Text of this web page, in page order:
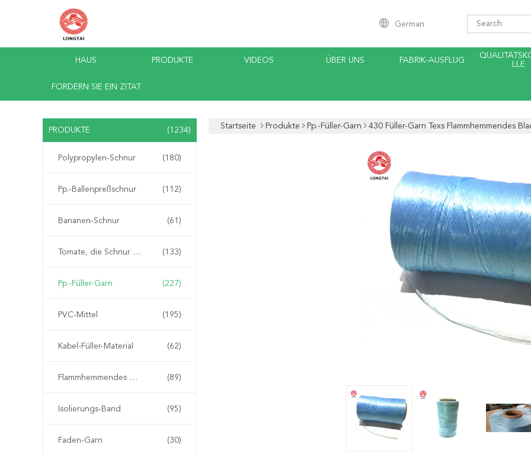
German
HAUS PRODUKTE VIDEOS ÜBER UNS FABRIK-AUSFLUG
LLE
FORDERN SIE EIN ZITAT
PRODUKTE (1234)
Polypropylen-Schnur (180)
Pp.-Ballenpreßschnur (112)
Bananen-Schnur (61)
Tomate, die Schnur bindet (133)
Pp.-Füller-Garn (227)
PVC-Mittel (195)
Kabel-Füller-Material (62)
Flammhemmendes Material (89)
Isolierungs-Band (95)
Faden-Garn (30)
Startseite Produkte Pp.-Füller-Garn 430 Füller-Garn Texs Flammhemmendes